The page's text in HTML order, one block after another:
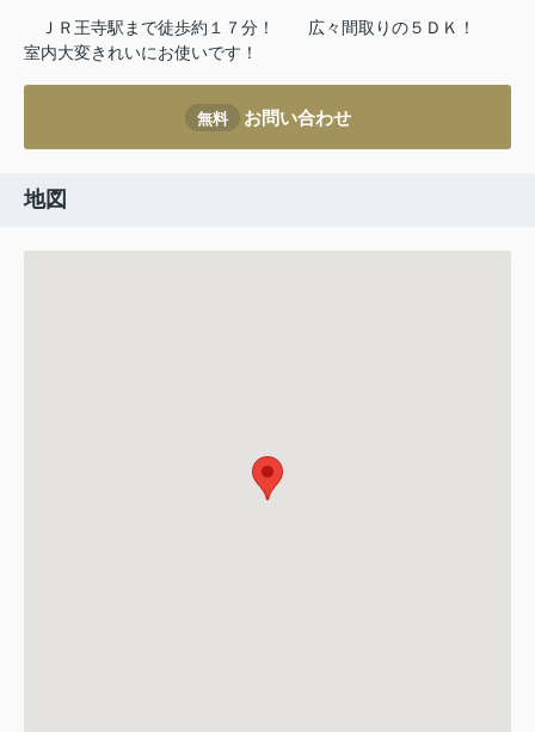
ＪＲ王寺駅まで徒歩約１７分！
広々間取りの５ＤＫ！
室内大変きれいにお使いです！
無料 お問い合わせ
地図